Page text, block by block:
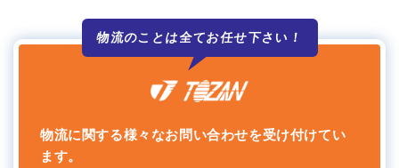
物流のことは全てお任せ下さい！
物流に関する様々なお問い合わせを受け付けてい
ます。